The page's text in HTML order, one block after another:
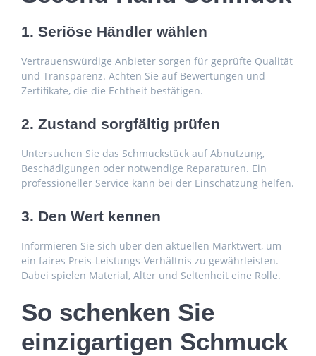
1. Seriöse Händler wählen
Vertrauenswürdige Anbieter sorgen für geprüfte Qualität
und Transparenz. Achten Sie auf Bewertungen und
Zertifikate, die die Echtheit bestätigen.
2. Zustand sorgfältig prüfen
Untersuchen Sie das Schmuckstück auf Abnutzung,
Beschädigungen oder notwendige Reparaturen. Ein
professioneller Service kann bei der Einschätzung helfen.
3. Den Wert kennen
Informieren Sie sich über den aktuellen Marktwert, um
ein faires Preis-Leistungs-Verhältnis zu gewährleisten.
Dabei spielen Material, Alter und Seltenheit eine Rolle.
So schenken Sie
einzigartigen Schmuck